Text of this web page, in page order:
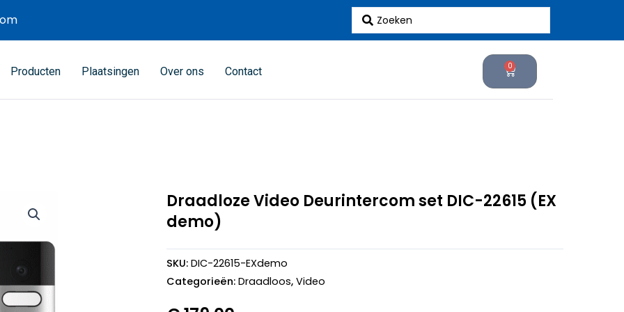
Search
...
Producten Plaatsingen Over ons Contact 0 Cart
Draadloze Video Deurintercom set DIC-22615 (EX
demo)
SKU: DIC-22615-EXdemo
Categorieën: Draadloos, Video